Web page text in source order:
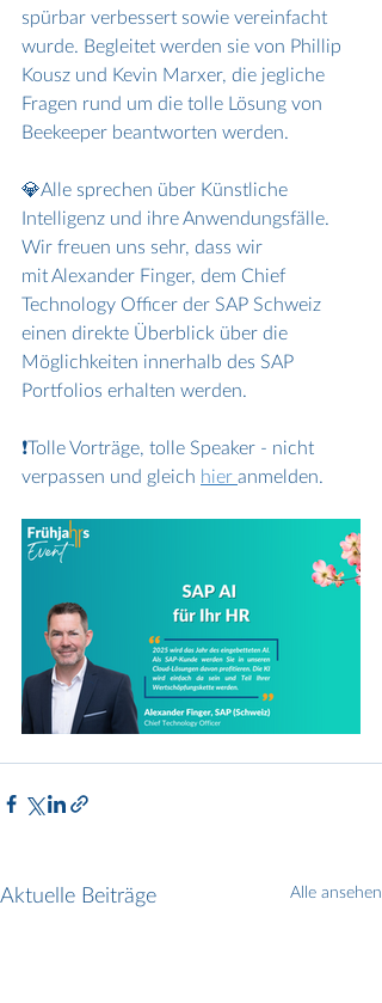
spürbar verbessert sowie vereinfacht
wurde. Begleitet werden sie von Phillip
Kousz und Kevin Marxer, die jegliche
Fragen rund um die tolle Lösung von
Beekeeper beantworten werden.
💎Alle sprechen über Künstliche
Intelligenz und ihre Anwendungsfälle.
Wir freuen uns sehr, dass wir
mit Alexander Finger, dem Chief
Technology Officer der SAP Schweiz
einen direkte Überblick über die
Möglichkeiten innerhalb des SAP
Portfolios erhalten werden.
❗Tolle Vorträge, tolle Speaker - nicht
verpassen und gleich hier anmelden.
Aktuelle Beiträge Alle ansehen